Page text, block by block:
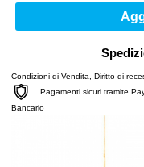
Condizioni di Vendita Diritto di
Pagamenti sicuri tramite
Bancario